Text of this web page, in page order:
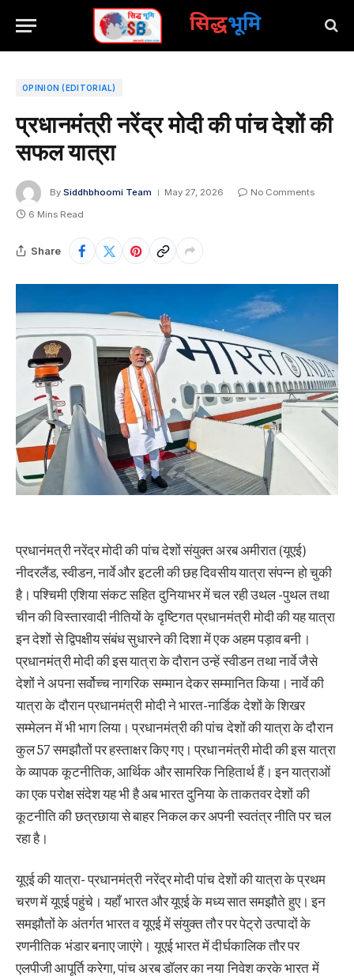
सिद्धभूमि
OPINION (EDITORIAL)
प्रधानमंत्री नरेंद्र मोदी की पांच देशों की
सफल यात्रा
By Siddhbhoomi Team May 27, 2026
No Comments
6 Mins Read
Share
प्रधानंमत्री नरेंद्र मोदी की पांच देशों संयुक्त अरब अमीरात (यूएई)
नीदरलैंड, स्वीडन, नार्वे और इटली की छह दिवसीय यात्रा संपन्न हो चुकी
है। पश्चिमी एशिया संकट सहित दुनियाभर में चल रही उथल -पुथल तथा
चीन की विस्तारवादी नीतियों के दृष्टिगत प्रधानमंत्री मोदी की यह यात्रा
इन देशों से द्विपक्षीय संबंध सुधारने की दिशा में एक अहम पड़ाव बनी।
प्रधानमंत्री मोदी की इस यात्रा के दौरान उन्हें स्वीडन तथा नार्वे जैसे
देशों ने अपना सर्वोच्च नागरिक सम्मान देकर सम्मानित किया। नार्वे की
यात्रा के दौरान प्रधानमंत्री मोदी ने भारत-नार्डिक देशों के शिखर
सम्मेलन में भी भाग लिया। प्रधानमंत्री की पांच देशों की यात्रा के दौरान
कुल 57 समझौतों पर हस्ताक्षर किए गए। प्रधानमंत्री मोदी की इस यात्रा
के व्यापक कूटनीतिक, आर्थिक और सामरिक निहितार्थ हैं। इन यात्राओं
का एक परोक्ष संदेश यह भी है अब भारत दुनिया के ताकतवर देशों की
कूटनीति की छत्रछाया से बाहर निकल कर अपनी स्वतंत्र नीति पर चल
रहा है।
यूएई की यात्रा- प्रधानमंत्री नरेंद्र मोदी पांच देशों की यात्रा के प्रथम
चरण में यूएई पहुंचे। यहाँ भारत और यूएई के मध्य सात समझौते हुए। इन
समझौतों के अंतर्गत भारत व यूएई में संयुक्त तौर पर पेट्रो उत्पादों के
रणनीतिक भंडार बनाए जाएंगे। यूएई भारत में दीर्घकालिक तौर पर
एलपीजी आपूर्ति करेगा, पांच अरब डॉलर का नया निवेश करके भारत में